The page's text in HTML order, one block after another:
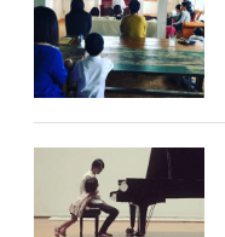
ギャラリー
日々のレポート
Specials